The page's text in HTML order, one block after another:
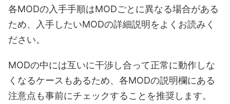
各MODの入手手順はMODごとに異なる場合がある
ため、入手したいMODの詳細説明をよくお読みく
ださい。
MODの中には互いに干渉し合って正常に動作しな
くなるケースもあるため、各MODの説明欄にある
注意点も事前にチェックすることを推奨します。